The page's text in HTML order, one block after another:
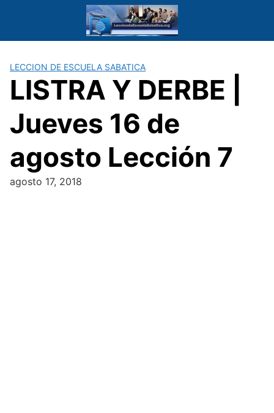
LECCION DE ESCUELA SABATICA
LISTRA Y DERBE |
Jueves 16 de
agosto Lección 7
agosto 17, 2018